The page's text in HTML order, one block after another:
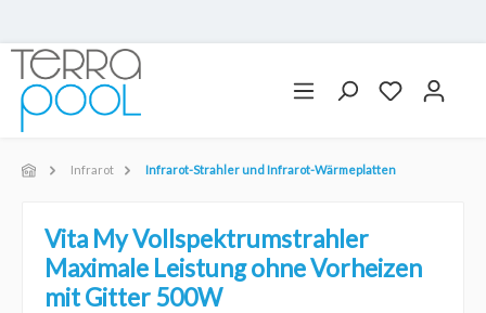
Infrarot Infrarot-Strahler und Infrarot-Wärmeplatten
Vita My Vollspektrumstrahler
Maximale Leistung ohne Vorheizen
mit Gitter 500W